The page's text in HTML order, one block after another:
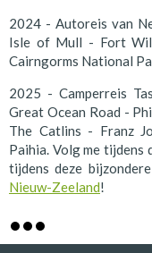
2024 - Autoreis van
Isle of Mull - Fort
Cairngorms National
2025 - Camperreis
Great Ocean Road -
The Catlins - Franz
Paihia. Volg me tijdens
tijdens deze
Nieuw-Zeeland!